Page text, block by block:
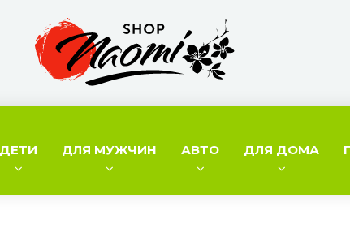
ДЕТИ ДЛЯ МУЖЧИН АВТО ДЛЯ ДОМА